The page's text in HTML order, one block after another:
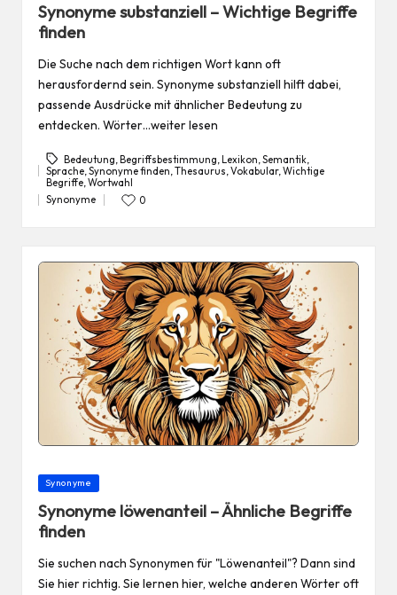
Synonyme substanziell – Wichtige Begriffe
finden
Die Suche nach dem richtigen Wort kann oft
herausfordernd sein. Synonyme substanziell hilft dabei,
passende Ausdrücke mit ähnlicher Bedeutung zu
entdecken. Wörter…weiter lesen
Tags:
Bedeutung,Begriffsbestimmung,Lexikon,Semantik,
Sprache,Synonyme finden,Thesaurus,Vokabular,Wichtige
Begriffe,Wortwahl
Posted
Synonyme 0
Posted
Synonyme
Synonyme löwenanteil – Ähnliche Begriffe
finden
Sie suchen nach Synonymen für "Löwenanteil"? Dann sind
Sie hier richtig. Sie lernen hier, welche anderen Wörter oft